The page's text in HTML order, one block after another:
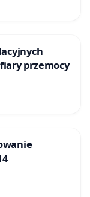
ofiary przemocy